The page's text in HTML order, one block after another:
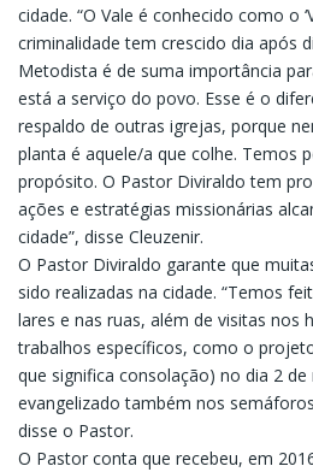
cidade. “O Vale é conhecido como o
criminalidade tem crescido dia após
Metodista é de suma importância
está a serviço do povo. Esse é o
respaldo de outras igrejas, porque
planta é aquele/a que colhe. Temos
propósito. O Pastor Diviraldo tem
ações e estratégias missionárias
cidade”, disse Cleuzenir.
O Pastor Diviraldo garante que
sido realizadas na cidade. “Temos
lares e nas ruas, além de visitas nos
trabalhos específicos, como o
que significa consolação) no dia 2
evangelizado também nos
disse o Pastor.
O Pastor conta que recebeu, em